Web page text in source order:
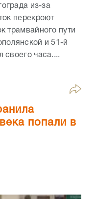
из-за
перекроют
трамвайного пути
и 51-й
своего часа....
попали в